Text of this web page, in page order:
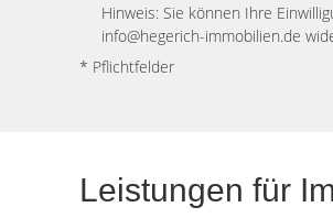
Hinweis: Sie können Ihre
info@hegerich-immobilien.de
* Pflichtfelder
Leistungen für